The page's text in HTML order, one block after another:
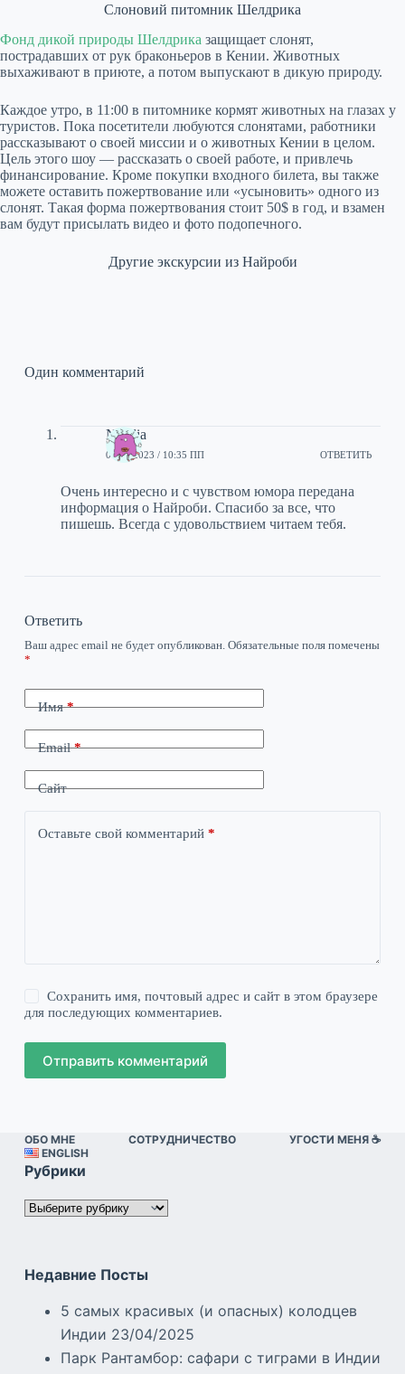
Слоновий питомник Шелдрика
Фонд дикой природы Шелдрика защищает слонят,
пострадавших от рук браконьеров в Кении. Животных
выхаживают в приюте, а потом выпускают в дикую природу.
Каждое утро, в 11:00 в питомнике кормят животных на глазах у
туристов. Пока посетители любуются слонятами, работники
рассказывают о своей миссии и о животных Кении в целом.
Цель этого шоу — рассказать о своей работе, и привлечь
финансирование. Кроме покупки входного билета, вы также
можете оставить пожертвование или «усыновить» одного из
слонят. Такая форма пожертвования стоит 50$ в год, и взамен
вам будут присылать видео и фото подопечного.
Другие экскурсии из Найроби
Один комментарий
Natalia
04/05/2023 / 10:35 ПП ОТВЕТИТЬ
Очень интересно и с чувством юмора передана
информация о Найроби. Спасибо за все, что
пишешь. Всегда с удовольствием читаем тебя.
Ответить
Ваш адрес email не будет опубликован. Обязательные поля помечены
*
Имя*
Email*
Сайт
Оставьте свой комментарий*
Сохранить имя, почтовый адрес и сайт в этом браузере
для последующих комментариев.
Отправить комментарий
ОБО МНЕ СОТРУДНИЧЕСТВО
УГОСТИ МЕНЯ ☕️
ENGLISH
Рубрики
Рубрики
Недавние Посты
5 самых красивых (и опасных) колодцев
Индии 23/04/2025
Парк Рантамбор: сафари с тиграми в Индии